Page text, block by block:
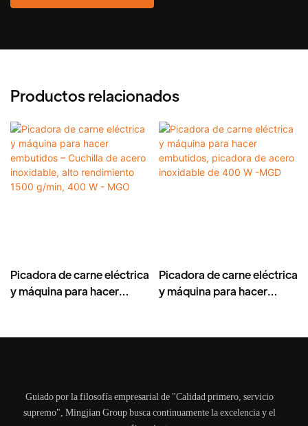
Productos relacionados
Picadora de carne eléctrica
y máquina para hacer
rendimiento 1500 g/min,
Picadora de carne eléctrica
y máquina para hacer
-MGD
Guiado por la filosofía empresarial de "Calidad primero, servicio
supremo", Mingjian Group busca continuamente la excelencia y el